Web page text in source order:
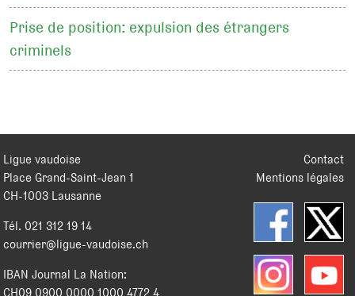
Prise de position: expulsion des étrangers
criminels
Contact
Mentions légales
Ligue vaudoise
Place Grand-Saint-Jean 1
CH-1003 Lausanne
Tél. 021 312 19 14
courrier@ligue-vaudoise.ch
IBAN Journal La Nation: